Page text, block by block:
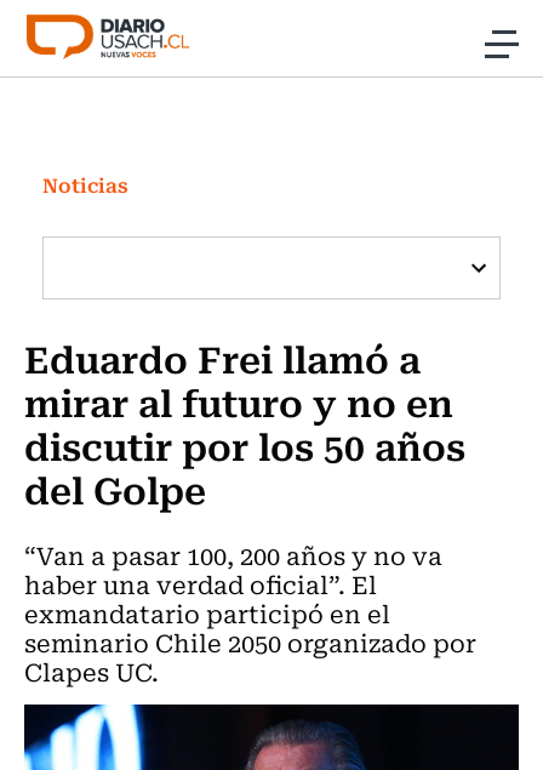
Click acá para ir directamente al contenido
Investigación
Cultura
Programas Radio y TV Usach
Noticias
Eduardo Frei llamó a
mirar al futuro y no en
discutir por los 50 años
del Golpe
“Van a pasar 100, 200 años y no va
haber una verdad oficial”. El
exmandatario participó en el
seminario Chile 2050 organizado por
Clapes UC.